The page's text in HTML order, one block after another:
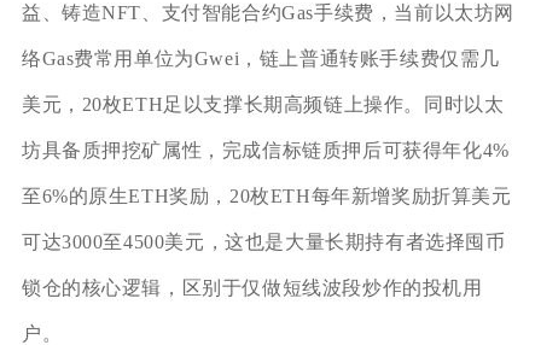
益、铸造NFT、支付智能合约Gas手续费，当前以太坊网
络Gas费常用单位为Gwei，链上普通转账手续费仅需几
美元，20枚ETH足以支撑长期高频链上操作。同时以太
坊具备质押挖矿属性，完成信标链质押后可获得年化4%
至6%的原生ETH奖励，20枚ETH每年新增奖励折算美元
可达3000至4500美元，这也是大量长期持有者选择囤币
锁仓的核心逻辑，区别于仅做短线波段炒作的投机用
户。